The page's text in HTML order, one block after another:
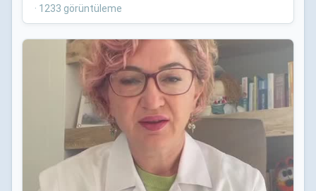
· 1233 görüntüleme